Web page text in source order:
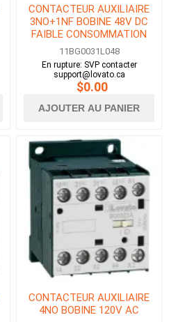
CONTACTEUR AUXILIAIRE
3NO+1NF BOBINE 48V DC
FAIBLE CONSOMMATION
11BG0031L048
En rupture: SVP contacter
support@lovato.ca
$0.00
AJOUTER AU PANIER
CONTACTEUR AUXILIAIRE
4NO BOBINE 120V AC